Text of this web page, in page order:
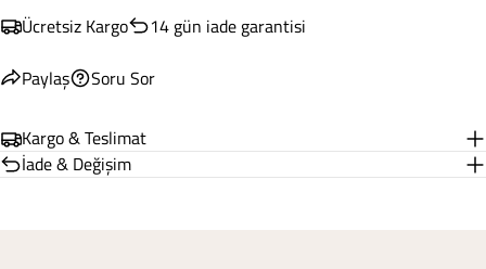
Ücretsiz Kargo
14 gün iade garantisi
Paylaş
Soru Sor
Kargo & Teslimat
İade & Değişim